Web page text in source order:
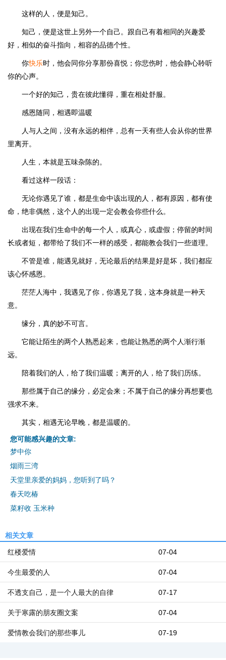
这样的人，便是知己。
知己，便是这世上另外一个自己。跟自己有着相同的兴趣爱
好，相似的奋斗指向，相容的品德个性。
你快乐时，他会同你分享那份喜悦；你悲伤时，他会静心聆听
你的心声。
一个好的知己，贵在彼此懂得，重在相处舒服。
感恩随同，相遇即温暖
人与人之间，没有永远的相伴，总有一天有些人会从你的世界
里离开。
人生，本就是五味杂陈的。
看过这样一段话：
无论你遇见了谁，都是生命中该出现的人，都有原因，都有使
命，绝非偶然，这个人的出现一定会教会你些什么。
出现在我们生命中的每一个人，或真心，或虚假；停留的时间
长或者短，都带给了我们不一样的感受，都能教会我们一些道理。
不管是谁，能遇见就好，无论最后的结果是好是坏，我们都应
该心怀感恩。
茫茫人海中，我遇见了你，你遇见了我，这本身就是一种天
意。
缘分，真的妙不可言。
它能让陌生的两个人熟悉起来，也能让熟悉的两个人渐行渐
远。
陪着我们的人，给了我们温暖；离开的人，给了我们历练。
那些属于自己的缘分，必定会来；不属于自己的缘分再想要也
强求不来。
其实，相遇无论早晚，都是温暖的。
您可能感兴趣的文章:
梦中你
烟雨三湾
天堂里亲爱的妈妈，您听到了吗？
春天吃椿
菜籽收 玉米种
相关文章
07-04
红楼爱情
07-04
今生最爱的人
07-17
不透支自己，是一个人最大的自律
07-04
关于寒露的朋友圈文案
07-19
爱情教会我们的那些事儿